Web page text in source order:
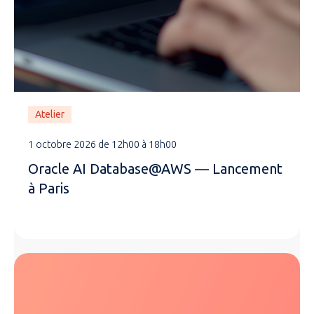
Atelier
1 octobre 2026 de 12h00 à 18h00
Oracle AI Database@AWS — Lancement
à Paris